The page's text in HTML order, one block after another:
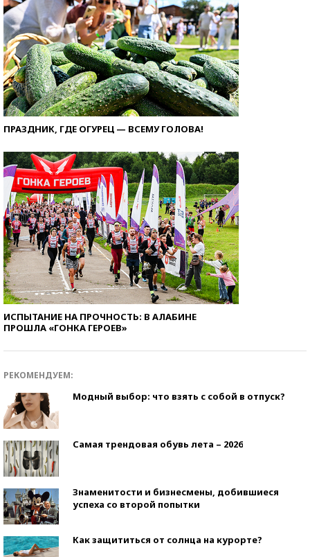
ПРАЗДНИК, ГДЕ ОГУРЕЦ — ВСЕМУ ГОЛОВА!
ИСПЫТАНИЕ НА ПРОЧНОСТЬ: В АЛАБИНЕ
ПРОШЛА «ГОНКА ГЕРОЕВ»
РЕКОМЕНДУЕМ:
Модный выбор: что взять с собой в отпуск?
Самая трендовая обувь лета – 2026
Знаменитости и бизнесмены, добившиеся
успеха со второй попытки
Как защититься от солнца на курорте?